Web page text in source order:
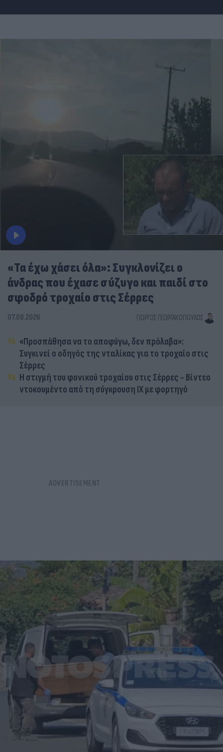
«Τα έχω χάσει όλα»: Συγκλονίζει ο
άνδρας που έχασε σύζυγο και παιδί στο
σφοδρό τροχαίο στις Σέρρες
07.08.2026 ΓΙΏΡΓΟΣ ΓΕΩΡΓΑΚΌΠΟΥΛΟΣ
«Προσπάθησα να το αποφύγω, δεν πρόλαβα»:
Συγκινεί ο οδηγός της νταλίκας για το τροχαίο στις
Σέρρες
Η στιγμή του φονικού τροχαίου στις Σέρρες - Βίντεο
ντοκουμέντο από τη σύγκρουση ΙΧ με φορτηγό